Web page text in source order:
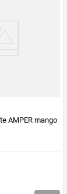
AMPER mango